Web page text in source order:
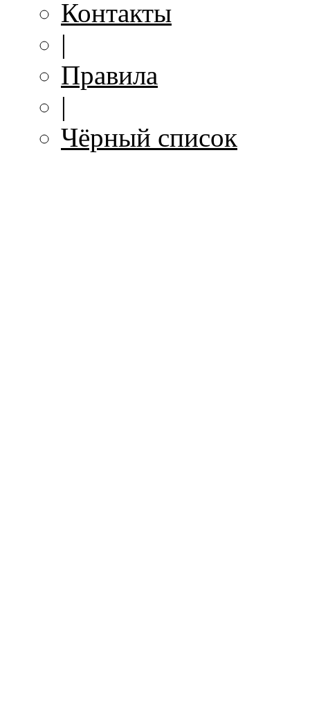
Контакты
|
Правила
|
Чёрный список